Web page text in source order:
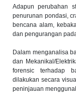
Adapun perubahan
penurunan pondasi,
bencana alam,
dan pengurangan
Dalam menganalisa
dan Mekanikal/
forensic terhadap
dilakukan secara
peninjauan